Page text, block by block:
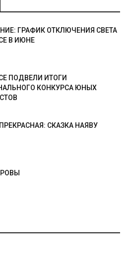
ГРАФИК ОТКЛЮЧЕНИЯ СВЕТА
В ИЮНЕ
ПОДВЕЛИ ИТОГИ
КОНКУРСА ЮНЫХ
СКАЗКА НАЯВУ